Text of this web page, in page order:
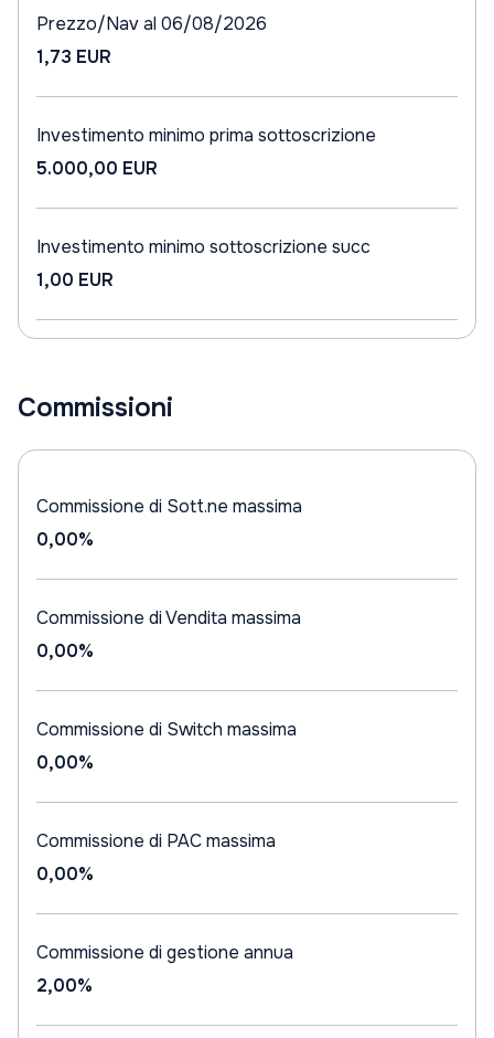
Prezzo/Nav al 06/08/2026
1,73 EUR
Investimento minimo prima sottoscrizione
5.000,00 EUR
Investimento minimo sottoscrizione succ
1,00 EUR
Commissioni
Commissione di Sott.ne massima
0,00%
Commissione di Vendita massima
0,00%
Commissione di Switch massima
0,00%
Commissione di PAC massima
0,00%
Commissione di gestione annua
2,00%